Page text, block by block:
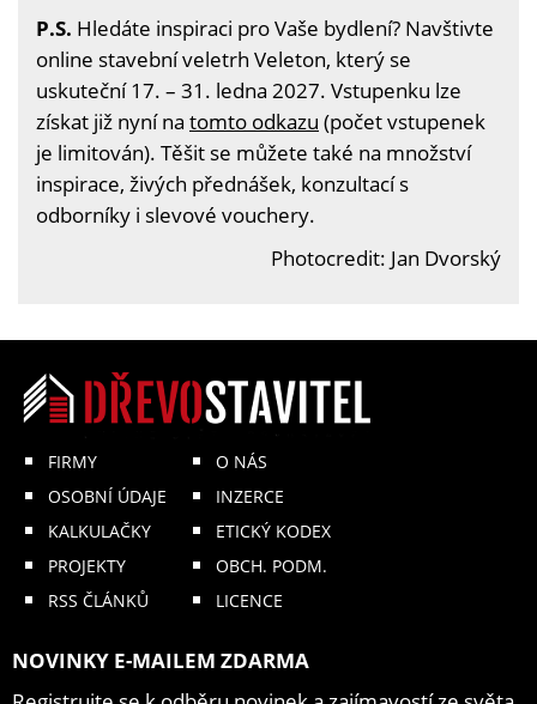
P.S. Hledáte inspiraci pro Vaše bydlení? Navštivte
online stavební veletrh Veleton, který se
uskuteční 17. – 31. ledna 2027. Vstupenku lze
získat již nyní na tomto odkazu (počet vstupenek
je limitován). Těšit se můžete také na množství
inspirace, živých přednášek, konzultací s
odborníky i slevové vouchery.
Photocredit: Jan Dvorský
FIRMY
OSOBNÍ ÚDAJE
KALKULAČKY
PROJEKTY
RSS ČLÁNKŮ
O NÁS
INZERCE
ETICKÝ KODEX
OBCH. PODM.
LICENCE
NOVINKY E-MAILEM ZDARMA